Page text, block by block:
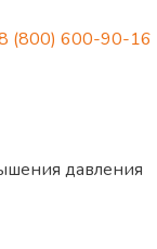
(800) 600-90-16
давления